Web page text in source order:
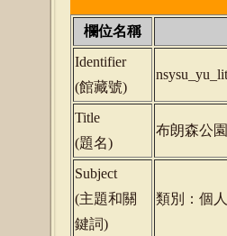
欄位名稱
Identifier
(館藏號)
Title
(題名)
布朗森公園
Subject
(主題和關
鍵詞)
類別：個